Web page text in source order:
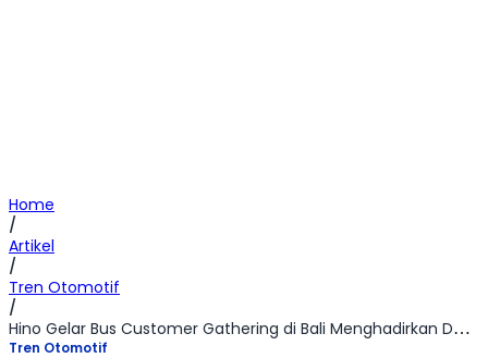
Home
/
Artikel
/
Tren Otomotif
/
Hino Gelar Bus Customer Gathering di Bali Menghadirkan Dua Bus Spesial
Tren Otomotif